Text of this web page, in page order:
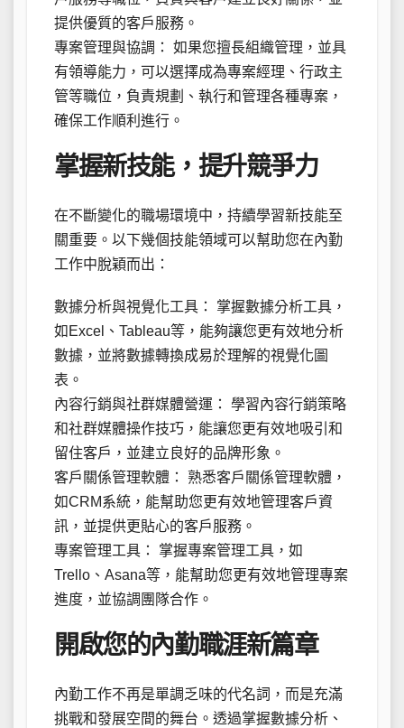
提供優質的客戶服務。
專案管理與協調： 如果您擅長組織管理，並具
有領導能力，可以選擇成為專案經理、行政主
管等職位，負責規劃、執行和管理各種專案，
確保工作順利進行。
掌握新技能，提升競爭力
在不斷變化的職場環境中，持續學習新技能至
關重要。以下幾個技能領域可以幫助您在內勤
工作中脫穎而出：
數據分析與視覺化工具： 掌握數據分析工具，
如Excel、Tableau等，能夠讓您更有效地分析
數據，並將數據轉換成易於理解的視覺化圖
表。
內容行銷與社群媒體營運： 學習內容行銷策略
和社群媒體操作技巧，能讓您更有效地吸引和
留住客戶，並建立良好的品牌形象。
客戶關係管理軟體： 熟悉客戶關係管理軟體，
如CRM系統，能幫助您更有效地管理客戶資
訊，並提供更貼心的客戶服務。
專案管理工具： 掌握專案管理工具，如
Trello、Asana等，能幫助您更有效地管理專案
進度，並協調團隊合作。
開啟您的內勤職涯新篇章
內勤工作不再是單調乏味的代名詞，而是充滿
挑戰和發展空間的舞台。透過掌握數據分析、